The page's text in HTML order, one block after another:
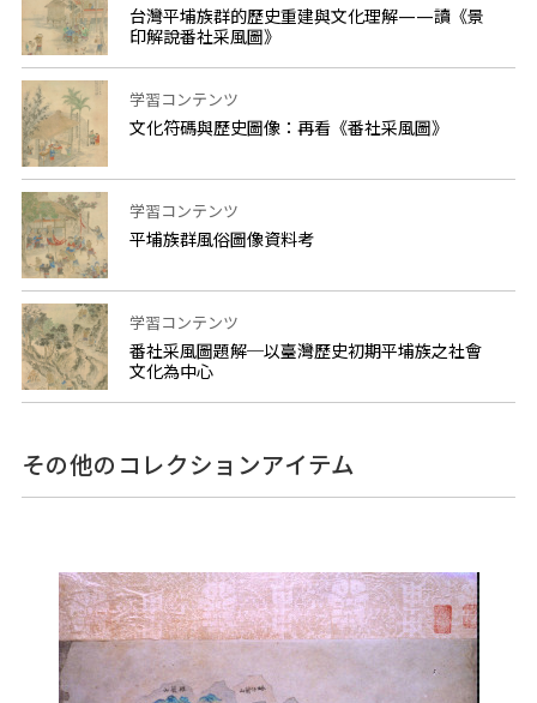
台灣平埔族群的歷史重建與文化理解——讀《景
印解說番社采風圖》
学習コンテンツ
文化符碼與歷史圖像：再看《番社采風圖》
学習コンテンツ
平埔族群風俗圖像資料考
学習コンテンツ
番社采風圖題解─以臺灣歷史初期平埔族之社會
文化為中心
その他のコレクションアイテム